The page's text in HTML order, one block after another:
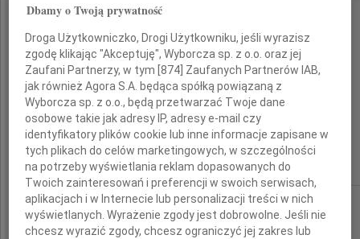
IMIĘ I NAZWISKO:
Andrzej Żukowski
,
Marcin Bezubik
,
Bartłomiej Bartnicki
REGION: cała Polska
DATA EMISJI: 06.11.2009
Dbamy o Twoją prywatność
Droga Użytkowniczko, Drogi Użytkowniku, jeśli wyrazisz
zgodę klikając "Akceptuję", Wyborcza sp. z o.o. oraz jej
Zaufani Partnerzy, w tym [874] Zaufanych Partnerów IAB,
jak również Agora S.A. będąca spółką powiązaną z
Wyborcza sp. z o.o., będą przetwarzać Twoje dane
osobowe takie jak adresy IP, adresy e-mail czy
identyfikatory plików cookie lub inne informacje zapisane w
tych plikach do celów marketingowych, w szczególności
na potrzeby wyświetlania reklam dopasowanych do
Twoich zainteresowań i preferencji w swoich serwisach,
aplikacjach i w Internecie lub personalizacji treści w nich
wyświetlanych. Wyrażenie zgody jest dobrowolne. Jeśli nie
chcesz wyrazić zgody, chcesz ograniczyć jej zakres lub